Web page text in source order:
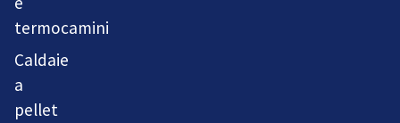
termocamini
Caldaie
a
pellet